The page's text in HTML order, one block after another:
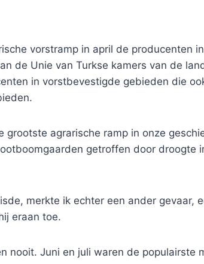
vorstramp in april de producenten
de Unie van Turkse kamers van de
in vorstbevestigde gebieden die
grootste agrarische ramp in onze
getroffen door droogte
merkte ik echter een ander gevaar,
eraan toe.
nooit. Juni en juli waren de populairste